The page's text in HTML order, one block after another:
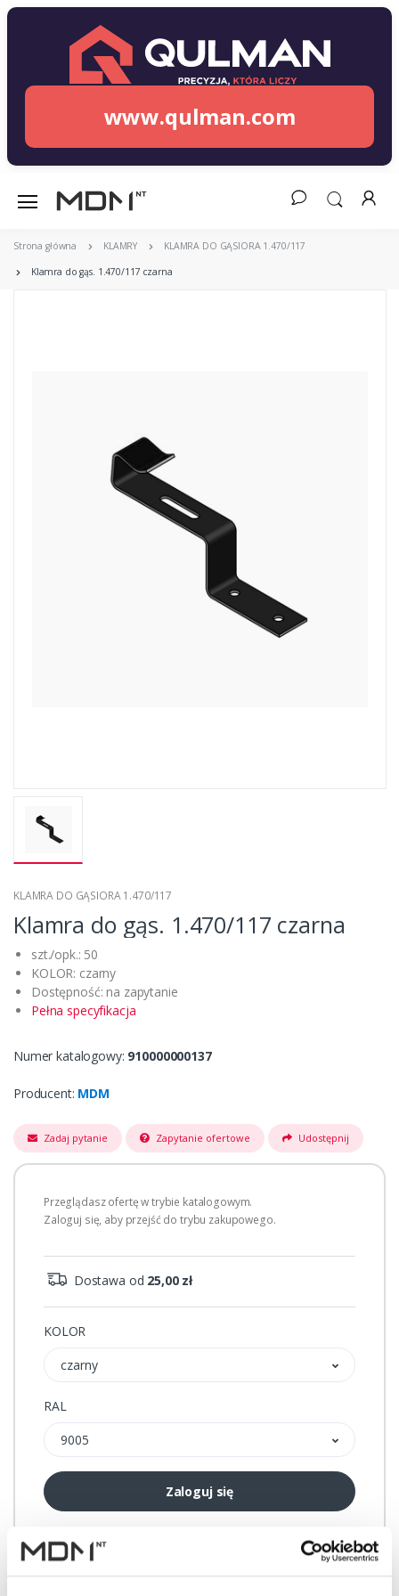
www.qulman.com
Strona główna KLAMRY KLAMRA DO GĄSIORA 1.470/117
Klamra do gąs. 1.470/117 czarna
KLAMRA DO GĄSIORA 1.470/117
Klamra do gąs. 1.470/117 czarna
szt./opk.: 50
KOLOR: czarny
Dostępność: na zapytanie
Pełna specyfikacja
Numer katalogowy: 910000000137
Producent: MDM
Zadaj pytanie Zapytanie ofertowe Udostępnij
Przeglądasz ofertę w trybie katalogowym.
Zaloguj się, aby przejść do trybu zakupowego.
Dostawa od 25,00 zł
KOLOR
czarny
RAL
9005
Zaloguj się